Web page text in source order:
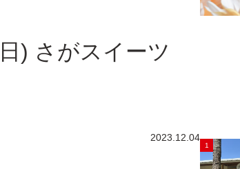
) さがスイーツ
2023.12.04
1